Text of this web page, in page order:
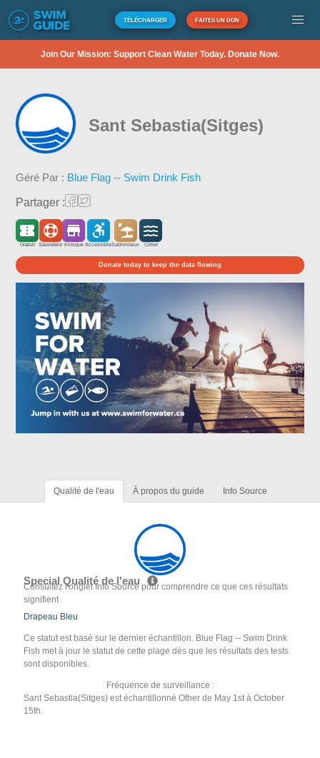
TÉLÉCHARGER FAITES UN DON
Join Our Mission: Support Clean Water Today. Donate Now.
Sant Sebastia(Sitges)
Géré Par : Blue Flag -- Swim Drink Fish
Partager :
Gratuit Sauveteur Kiosque AccessibleSablonneux Côtier
Donate today to keep the data flowing
Qualité de l'eau À propos du guide Info Source
Special Qualité de l'eau
Consultez l'onglet Info Source pour comprendre ce que ces résultats
signifient
Drapeau Bleu
Ce statut est basé sur le dernier échantillon. Blue Flag -- Swim Drink
Fish met à jour le statut de cette plage dès que les résultats des tests
sont disponibles.
Fréquence de surveillance :
Sant Sebastia(Sitges) est échantillonné Other de May 1st à October
15th.